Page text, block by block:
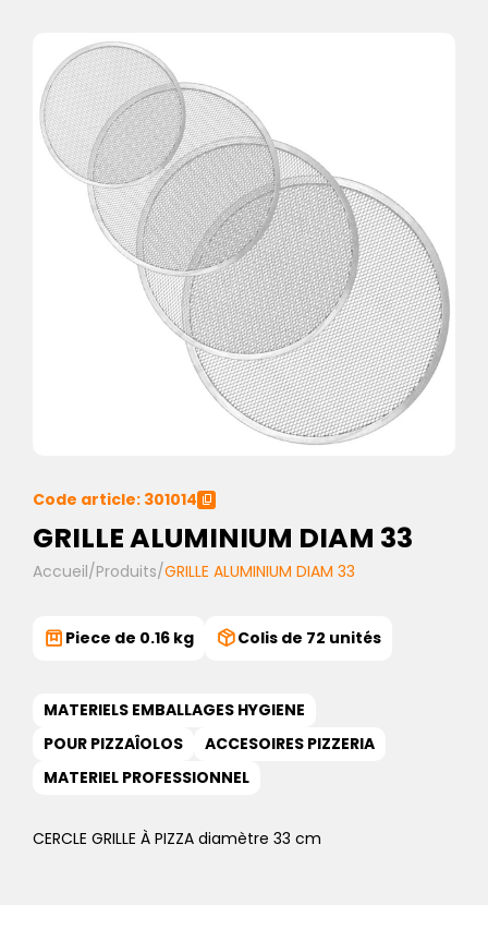
Code article: 301014
GRILLE ALUMINIUM DIAM 33
Accueil/Produits/GRILLE ALUMINIUM DIAM 33
Piece de 0.16 kg Colis de 72 unités
MATERIELS EMBALLAGES HYGIENE
POUR PIZZAÎOLOS
ACCESOIRES PIZZERIA
MATERIEL PROFESSIONNEL
CERCLE GRILLE À PIZZA diamètre 33 cm